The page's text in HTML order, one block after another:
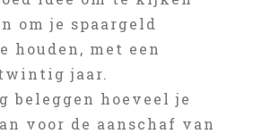
om je spaargeld
houden, met een
jaar.
beleggen hoeveel je
voor de aanschaf van